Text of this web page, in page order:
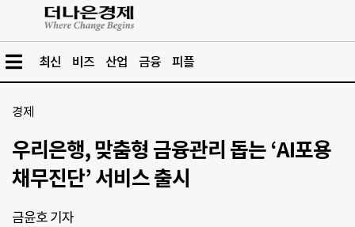
최신 비즈 산업 금융 피플
경제
우리은행, 맞춤형 금융관리 돕는 ‘AI포용
채무진단’ 서비스 출시
금윤호 기자